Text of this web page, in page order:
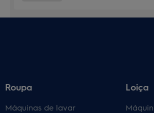
Roupa
Máquinas de lavar
Loiça